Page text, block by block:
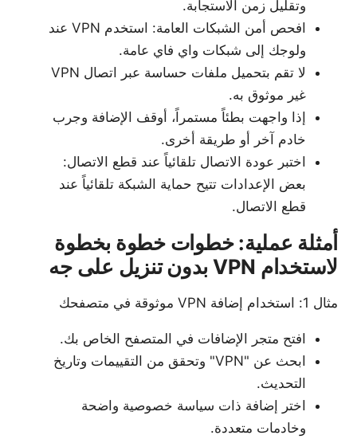
وتقليل زمن الاستجابة.
افحص أمن الشبكات العامة: استخدم VPN عند
ولوجك إلى شبكات واي فاي عامة.
لا تقم بتحميل ملفات حساسة عبر اتصال VPN
غير موثوق به.
إذا واجهت بطئاً مستمراً، أوقف الإضافة وجرب
خادم آخر أو طريقة أخرى.
اختبر عودة الاتصال تلقائياً عند قطع الاتصال:
بعض الإعدادات تتيح حماية الشبكة تلقائياً عند
قطع الاتصال.
أمثلة عملية: خطوات خطوة بخطوة
لاستخدام VPN بدون تنزيل على جه
مثال 1: استخدام إضافة VPN موثوقة في متصفحك
افتح متجر الإضافات في المتصفح الخاص بك.
ابحث عن "VPN" وتحقق من التقييمات وتاريخ
التحديث.
اختر إضافة ذات سياسة خصوصية واضحة
وخادمات متعددة.